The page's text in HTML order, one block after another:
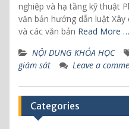
nghiệp và hạ tầng kỹ thuật
văn bản hướng dẫn luật
và các văn bản Read More …
NỘI DUNG KHÓA HỌC
giám sát
Leave a
Categories